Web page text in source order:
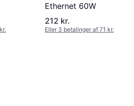
Ethernet 60W
212 kr.
Eller 3 betalinger af 71 kr.